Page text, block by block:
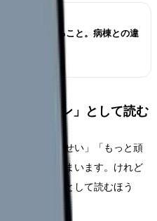
前に確認すること。病棟との違
く「サイン」として読む
ンタルが弱いせい」「もっと頑
かに探してしまいます。けれど
というサインとして読むほう
す。